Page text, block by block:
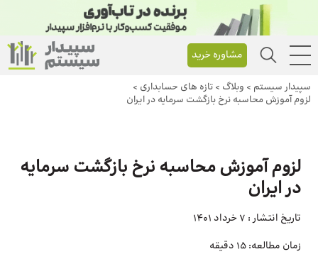
مشاوره خرید
سپیدار سیستم > وبلاگ > تازه های حسابداری >
لزوم آموزش محاسبه نرخ بازگشت سرمایه در ایران
لزوم آموزش محاسبه نرخ بازگشت سرمایه
در ایران
تاریخ انتشار : 7 خرداد 1401
زمان مطالعه: 15 دقیقه